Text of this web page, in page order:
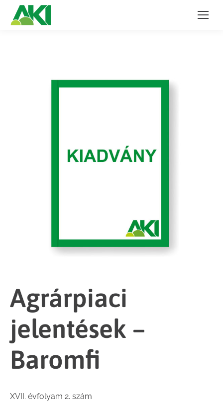
Agrárpiaci
jelentések –
Baromfi
XVII. évfolyam 2. szám